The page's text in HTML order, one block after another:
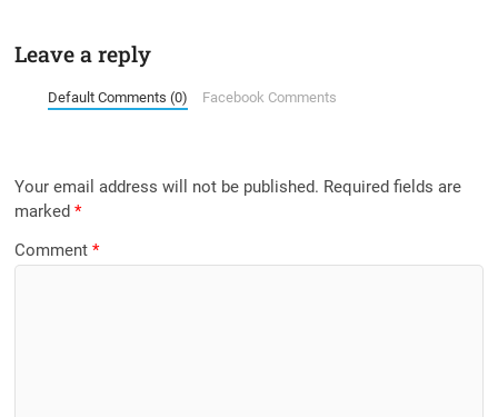
Leave a reply
Default Comments (0) Facebook Comments
Your email address will not be published. Required fields are
marked*
Comment*